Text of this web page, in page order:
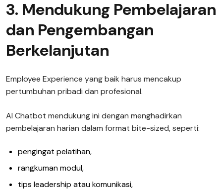
3. Mendukung Pembelajaran
dan Pengembangan
Berkelanjutan
Employee Experience yang baik harus mencakup
pertumbuhan pribadi dan profesional.
AI Chatbot mendukung ini dengan menghadirkan
pembelajaran harian dalam format bite-sized, seperti:
pengingat pelatihan,
rangkuman modul,
tips leadership atau komunikasi,